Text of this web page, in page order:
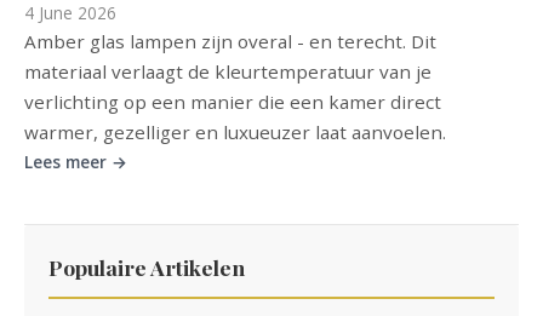
4 June 2026
Amber glas lampen zijn overal - en terecht. Dit
materiaal verlaagt de kleurtemperatuur van je
verlichting op een manier die een kamer direct
warmer, gezelliger en luxueuzer laat aanvoelen.
Lees meer →
Populaire Artikelen